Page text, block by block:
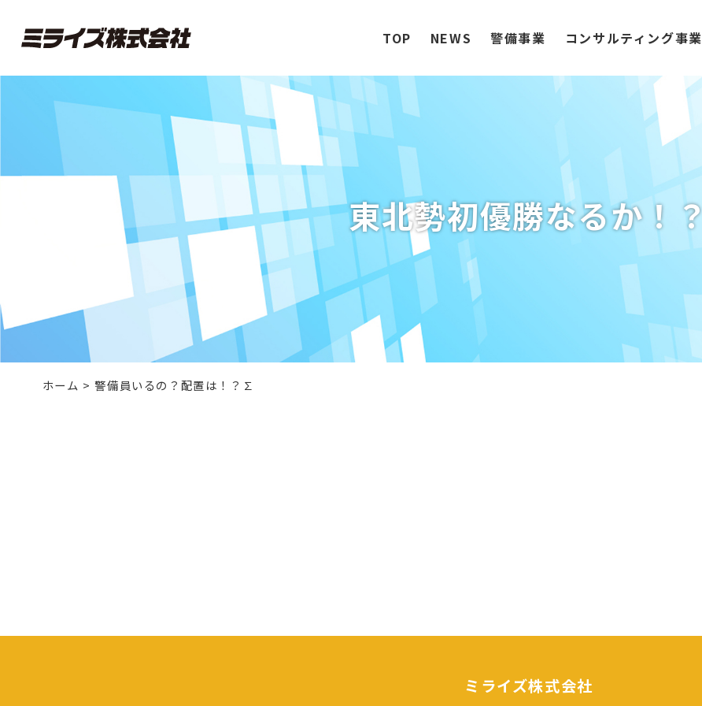
TOP NEWS 警備事業 コンサルティング事業
東北勢初優勝なるか！？
ホーム >警備員いるの？配置は！？∑
ミライズ株式会社